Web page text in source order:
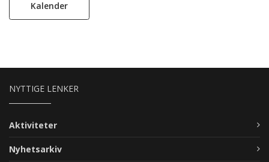
Kalender
NYTTIGE LENKER
Aktiviteter
Nyhetsarkiv